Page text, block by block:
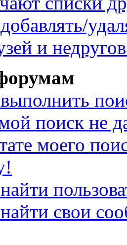
и
поиск не
моего
свои